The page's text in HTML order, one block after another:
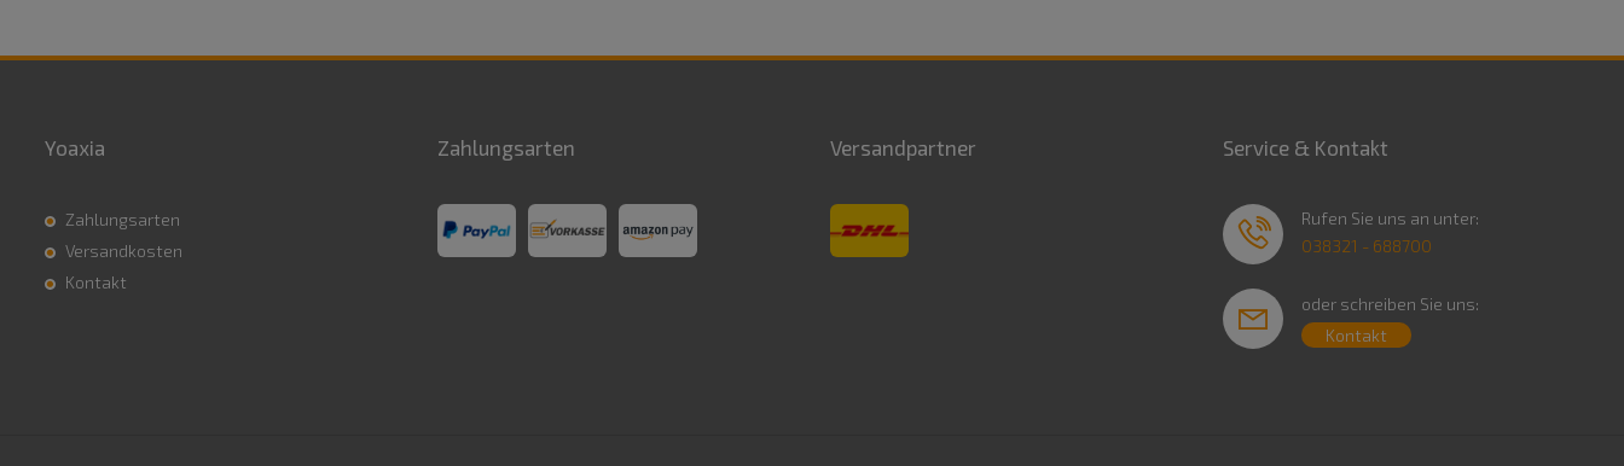
Yoaxia
Zahlungsarten
Versandkosten
Kontakt
Zahlungsarten Versandpartner Service & Kontakt
Rufen Sie uns an unter:
038321 - 688700
oder schreiben Sie uns:
Kontakt